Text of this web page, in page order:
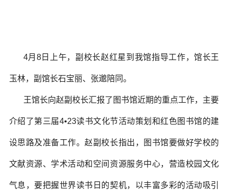
4月8日上午，副校长赵红星到我馆指导工作，馆长王
玉林，副馆长石宝丽、张邈陪同。
王馆长向赵副校长汇报了图书馆近期的重点工作，主要
介绍了第三届4•23读书文化节活动策划和红色图书馆的建
设思路及准备工作。赵副校长指出，图书馆要做好学校的
文献资源、学术活动和空间资源服务中心，营造校园文化
气息，要把握世界读书日的契机，以丰富多彩的活动吸引